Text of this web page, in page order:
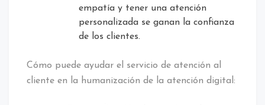
empatía y tener una atención
personalizada se ganan la confianza
de los clientes.
Cómo puede ayudar el servicio de atención al
cliente en la humanización de la atención digital: